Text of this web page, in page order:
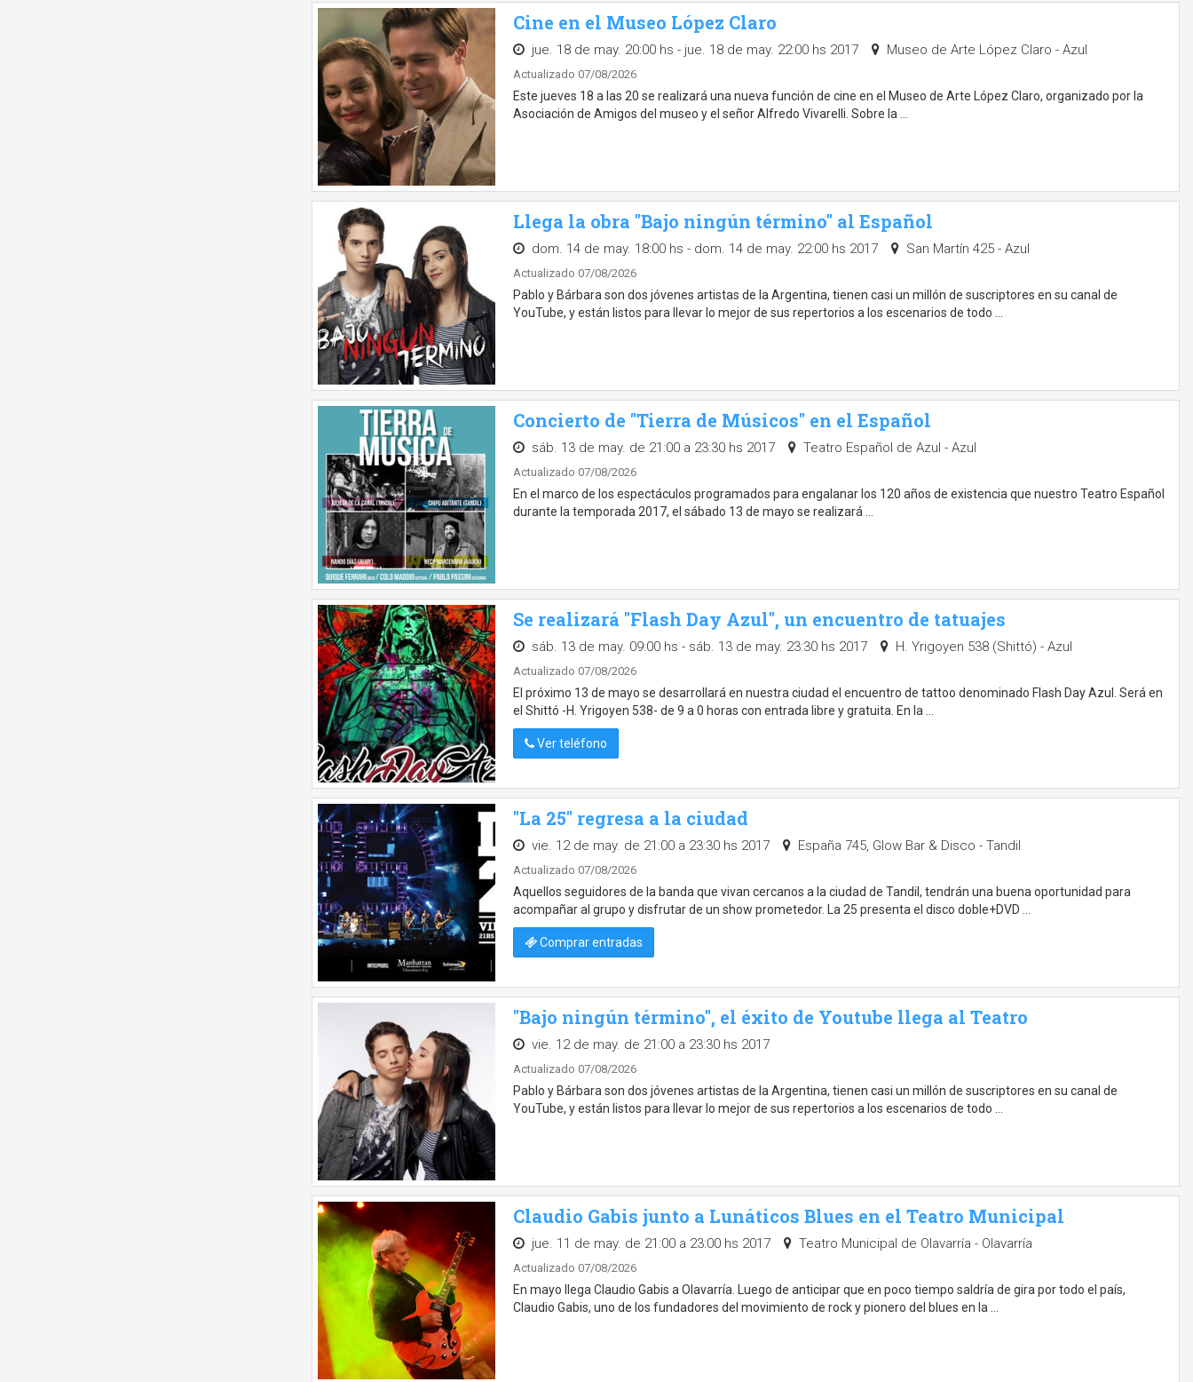
Cine en el Museo López Claro
jue. 18 de may. 20:00 hs - jue. 18 de may. 22:00 hs 2017 Museo de Arte López Claro - Azul
Actualizado 07/08/2026
Este jueves 18 a las 20 se realizará una nueva función de cine en el Museo de Arte López Claro, organizado por la
Asociación de Amigos del museo y el señor Alfredo Vivarelli. Sobre la …
Llega la obra "Bajo ningún término" al Español
dom. 14 de may. 18:00 hs - dom. 14 de may. 22:00 hs 2017 San Martín 425 - Azul
Actualizado 07/08/2026
Pablo y Bárbara son dos jóvenes artistas de la Argentina, tienen casi un millón de suscriptores en su canal de
YouTube, y están listos para llevar lo mejor de sus repertorios a los escenarios de todo …
Concierto de "Tierra de Músicos" en el Español
sáb. 13 de may. de 21:00 a 23:30 hs 2017 Teatro Español de Azul - Azul
Actualizado 07/08/2026
En el marco de los espectáculos programados para engalanar los 120 años de existencia que nuestro Teatro Español
durante la temporada 2017, el sábado 13 de mayo se realizará …
Se realizará "Flash Day Azul", un encuentro de tatuajes
sáb. 13 de may. 09:00 hs - sáb. 13 de may. 23:30 hs 2017 H. Yrigoyen 538 (Shittó) - Azul
Actualizado 07/08/2026
El próximo 13 de mayo se desarrollará en nuestra ciudad el encuentro de tattoo denominado Flash Day Azul. Será en
el Shittó -H. Yrigoyen 538- de 9 a 0 horas con entrada libre y gratuita. En la …
Ver teléfono
"La 25" regresa a la ciudad
vie. 12 de may. de 21:00 a 23:30 hs 2017 España 745, Glow Bar & Disco - Tandil
Actualizado 07/08/2026
Aquellos seguidores de la banda que vivan cercanos a la ciudad de Tandil, tendrán una buena oportunidad para
acompañar al grupo y disfrutar de un show prometedor. La 25 presenta el disco doble+DVD …
Comprar entradas
"Bajo ningún término", el éxito de Youtube llega al Teatro
vie. 12 de may. de 21:00 a 23:30 hs 2017
Actualizado 07/08/2026
Pablo y Bárbara son dos jóvenes artistas de la Argentina, tienen casi un millón de suscriptores en su canal de
YouTube, y están listos para llevar lo mejor de sus repertorios a los escenarios de todo …
Claudio Gabis junto a Lunáticos Blues en el Teatro Municipal
jue. 11 de may. de 21:00 a 23:00 hs 2017 Teatro Municipal de Olavarría - Olavarría
Actualizado 07/08/2026
En mayo llega Claudio Gabis a Olavarría. Luego de anticipar que en poco tiempo saldría de gira por todo el país,
Claudio Gabis, uno de los fundadores del movimiento de rock y pionero del blues en la …